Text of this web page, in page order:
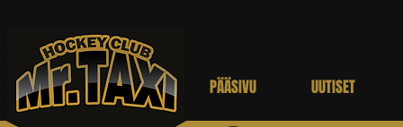
PÄÄSIVU UUTISET